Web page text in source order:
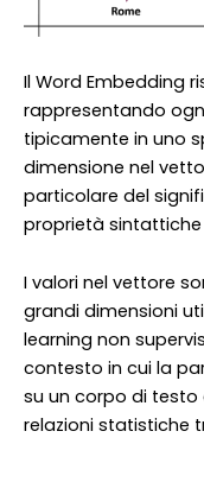
Il Word Embedding
rappresentando
tipicamente in uno
dimensione nel
particolare del
proprietà
I valori nel vettore
grandi dimensioni
learning non
contesto in cui la
su un corpo di testo
relazioni statistiche